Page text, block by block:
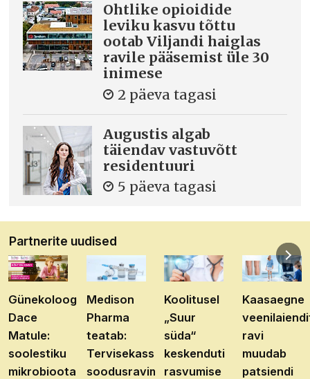
Ohtlike opioidide
leviku kasvu tõttu
ootab Viljandi haiglas
ravile pääsemist üle 30
inimese
2 päeva tagasi
Augustis algab
täiendav vastuvõtt
residentuuri
5 päeva tagasi
Partnerite uudised
Günekoloog
Dace
Matule:
soolestiku
mikrobioota
Medison
Pharma
teatab:
Tervisekassa
soodusravimite
Koolitusel
„Suur
süda“
keskenduti
rasvumise
Kaasaegne
ravi
muudab
patsiendi